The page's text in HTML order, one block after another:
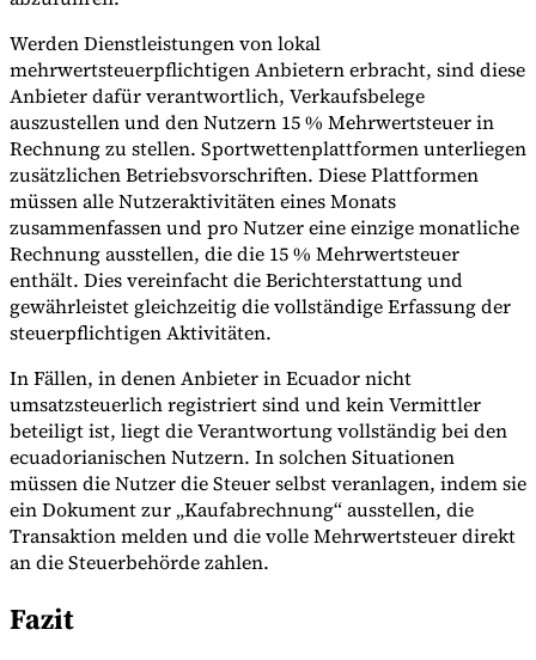
Werden Dienstleistungen von lokal
mehrwertsteuerpflichtigen Anbietern erbracht, sind diese
Anbieter dafür verantwortlich, Verkaufsbelege
auszustellen und den Nutzern 15 % Mehrwertsteuer in
Rechnung zu stellen. Sportwettenplattformen unterliegen
zusätzlichen Betriebsvorschriften. Diese Plattformen
müssen alle Nutzeraktivitäten eines Monats
zusammenfassen und pro Nutzer eine einzige monatliche
Rechnung ausstellen, die die 15 % Mehrwertsteuer
enthält. Dies vereinfacht die Berichterstattung und
gewährleistet gleichzeitig die vollständige Erfassung der
steuerpflichtigen Aktivitäten.
In Fällen, in denen Anbieter in Ecuador nicht
umsatzsteuerlich registriert sind und kein Vermittler
beteiligt ist, liegt die Verantwortung vollständig bei den
ecuadorianischen Nutzern. In solchen Situationen
müssen die Nutzer die Steuer selbst veranlagen, indem sie
ein Dokument zur „Kaufabrechnung“ ausstellen, die
Transaktion melden und die volle Mehrwertsteuer direkt
an die Steuerbehörde zahlen.
Fazit